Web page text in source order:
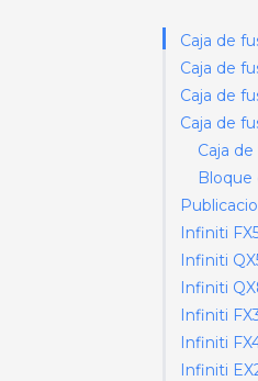
Caja de
Caja de
Caja de
Caja de
Caja
Bloque
Infiniti
Infiniti
Infiniti
Infiniti
Infiniti
Infiniti